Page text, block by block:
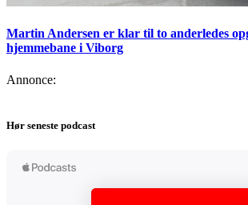
Martin Andersen er klar til to anderledes
hjemmebane i Viborg
Annonce:
Hør seneste podcast